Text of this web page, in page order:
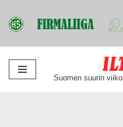
Siirry
Suomen suurin